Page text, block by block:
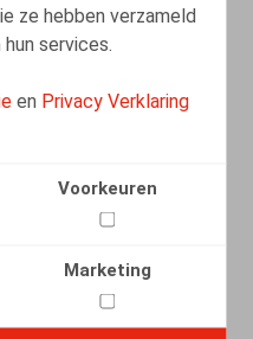
ze hebben verzameld
services.
en Privacy Verklaring
Voorkeuren
Marketing